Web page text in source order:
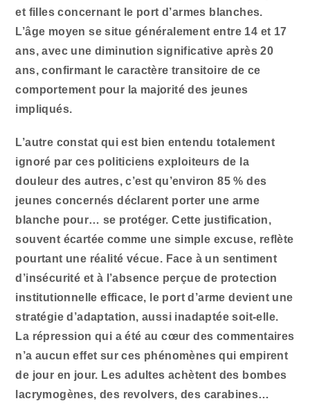
et filles concernant le port d’armes blanches.
L’âge moyen se situe généralement entre 14 et 17
ans, avec une diminution significative après 20
ans, confirmant le caractère transitoire de ce
comportement pour la majorité des jeunes
impliqués.
L’autre constat qui est bien entendu totalement
ignoré par ces politiciens exploiteurs de la
douleur des autres, c’est qu’environ 85 % des
jeunes concernés déclarent porter une arme
blanche pour… se protéger. Cette justification,
souvent écartée comme une simple excuse, reflète
pourtant une réalité vécue. Face à un sentiment
d’insécurité et à l’absence perçue de protection
institutionnelle efficace, le port d’arme devient une
stratégie d’adaptation, aussi inadaptée soit-elle.
La répression qui a été au cœur des commentaires
n’a aucun effet sur ces phénomènes qui empirent
de jour en jour. Les adultes achètent des bombes
lacrymogènes, des revolvers, des carabines…